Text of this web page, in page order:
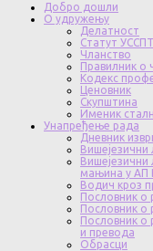
Добро дошли
О удружењу
Делатност
Статут
Чланство
Правилник о
Кодекс
Ценовник
Скупштина
Именик
Унапређење рада
Дневник
Вишејезични
мањина у АП
Водич кроз
Пословник о
Пословник о
Пословник о
и превода
Обрасци